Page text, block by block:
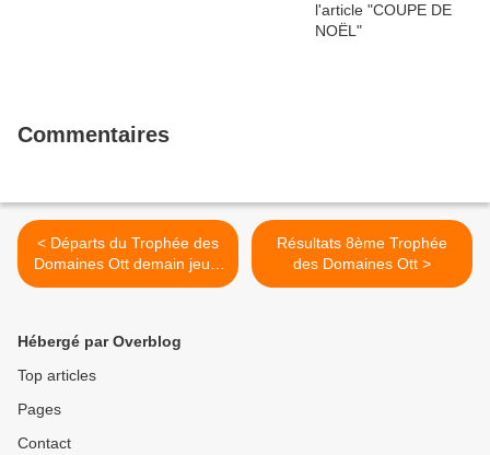
Commentaires
< Départs du Trophée des
Domaines Ott demain jeudi
5
Résultats 8ème Trophée
des Domaines Ott >
Hébergé par Overblog
Top articles
Pages
Contact